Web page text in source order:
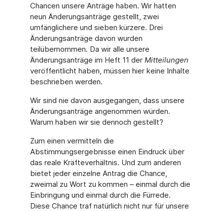
Chancen unsere Anträge haben. Wir hatten
neun Änderungsanträge gestellt, zwei
umfänglichere und sieben kürzere. Drei
Änderungsanträge davon wurden
teilübernommen. Da wir alle unsere
Änderungsanträge im Heft 11 der Mitteilungen
veröffentlicht haben, müssen hier keine Inhalte
beschrieben werden.
Wir sind nie davon ausgegangen, dass unsere
Änderungsanträge angenommen würden.
Warum haben wir sie dennoch gestellt?
Zum einen vermitteln die
Abstimmungsergebnisse einen Eindruck über
das reale Kräfteverhältnis. Und zum anderen
bietet jeder einzelne Antrag die Chance,
zweimal zu Wort zu kommen – einmal durch die
Einbringung und einmal durch die Fürrede.
Diese Chance traf natürlich nicht nur für unsere